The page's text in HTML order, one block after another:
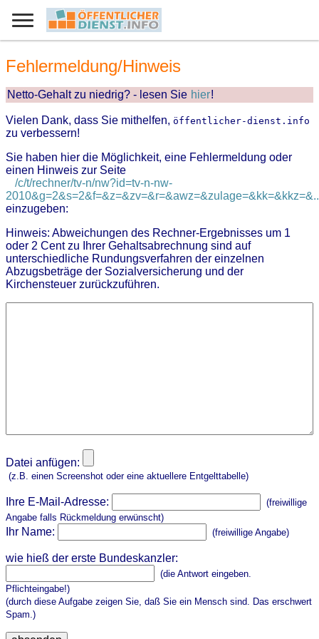
Fehlermeldung/Hinweis
Netto-Gehalt zu niedrig? - lesen Sie hier!
Vielen Dank, dass Sie mithelfen, öffentlicher-dienst.info
zu verbessern!
Sie haben hier die Möglichkeit, eine Fehlermeldung oder
einen Hinweis zur Seite
/c/t/rechner/tv-n/nw?id=tv-n-nw-
einzugeben:
Hinweis: Abweichungen des Rechner-Ergebnisses um 1
oder 2 Cent zu Ihrer Gehaltsabrechnung sind auf
unterschiedliche Rundungsverfahren der einzelnen
Abzugsbeträge der Sozialversicherung und der
Kirchensteuer zurückzuführen.
Datei anfügen:
(z.B. einen Screenshot oder eine aktuellere Entgelttabelle)
Ihre E-Mail-Adresse:
(freiwillige
Angabe falls Rückmeldung erwünscht)
Ihr Name: (freiwillige Angabe)
wie hieß der erste Bundeskanzler:
(die Antwort eingeben.
Pflichteingabe!)
(durch diese Aufgabe zeigen Sie, daß Sie ein Mensch sind. Das erschwert
Spam.)